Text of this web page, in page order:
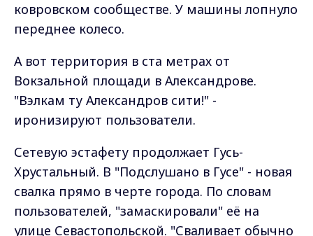
ковровском сообществе. У машины лопнуло
переднее колесо.
А вот территория в ста метрах от
Вокзальной площади в Александрове.
"Вэлкам ту Александров сити!" -
иронизируют пользователи.
Сетевую эстафету продолжает Гусь-
Хрустальный. В "Подслушано в Гусе" - новая
свалка прямо в черте города. По словам
пользователей, "замаскировали" её на
улице Севастопольской. "Сваливает обычно